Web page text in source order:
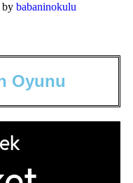
by babaninokulu
Oyunu